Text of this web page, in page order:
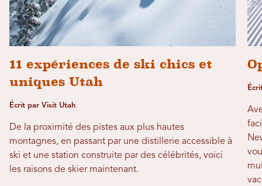
11 expériences de ski chics et
uniques Utah
Écrit par Visit Utah
De la proximité des pistes aux plus hautes
montagnes, en passant par une distillerie accessible à
ski et une station construite par des célébrités, voici
les raisons de skier maintenant.